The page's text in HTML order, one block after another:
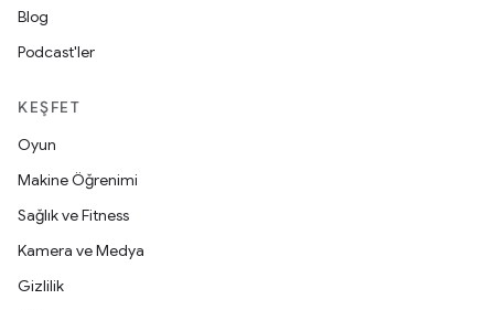
Blog
Podcast'ler
KEŞFET
Oyun
Makine Öğrenimi
Sağlık ve Fitness
Kamera ve Medya
Gizlilik